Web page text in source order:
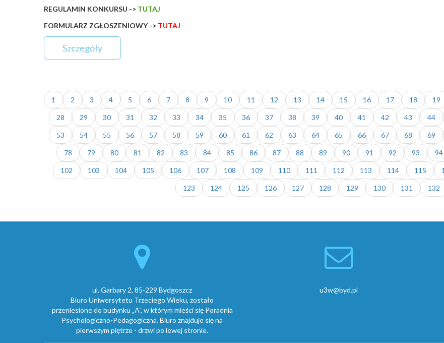
REGULAMIN KONKURSU -> TUTAJ
FORMULARZ ZGŁOSZENIOWY -> TUTAJ
Szczegóły
1 2 3 4 5 6 7 8 9 10 11 12 13 14 15 16 17 18 19
28 29 30 31 32 33 34 35 36 37 38 39 40 41 42 43 44
53 54 55 56 57 58 59 60 61 62 63 64 65 66 67 68 69
78 79 80 81 82 83 84 85 86 87 88 89 90 91 92 93 94
102 103 104 105 106 107 108 109 110 111 112 113 114 115
123 124 125 126 127 128 129 130 131 132
ul. Garbary 2, 85-229 Bydgoszcz
Biuro Uniwersytetu Trzeciego Wieku, zostało
przeniesione do budynku „A”, w którym mieści się Poradnia
Psychologiczno-Pedagogiczna. Biuro znajduje się na
pierwszym piętrze - drzwi po lewej stronie.
u3w@byd.pl